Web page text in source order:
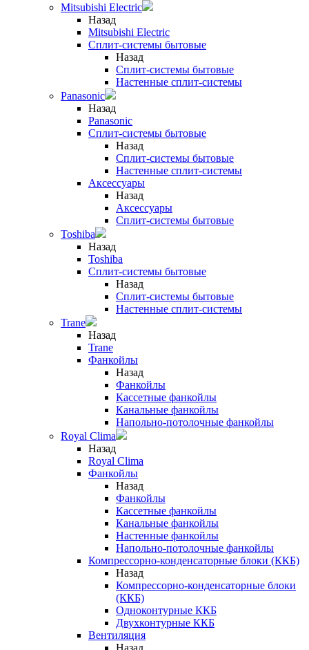
Mitsubishi Electric
Назад
Mitsubishi Electric
Сплит-системы бытовые
Назад
Сплит-системы бытовые
Настенные сплит-системы
Panasonic
Назад
Panasonic
Сплит-системы бытовые
Назад
Сплит-системы бытовые
Настенные сплит-системы
Аксессуары
Назад
Аксессуары
Сплит-системы бытовые
Toshiba
Назад
Toshiba
Сплит-системы бытовые
Назад
Сплит-системы бытовые
Настенные сплит-системы
Trane
Назад
Trane
Фанкойлы
Назад
Фанкойлы
Кассетные фанкойлы
Канальные фанкойлы
Напольно-потолочные фанкойлы
Royal Clima
Назад
Royal Clima
Фанкойлы
Назад
Фанкойлы
Кассетные фанкойлы
Канальные фанкойлы
Настенные фанкойлы
Напольно-потолочные фанкойлы
Компрессорно-конденсаторные блоки (ККБ)
Назад
Компрессорно-конденсаторные блоки
(ККБ)
Одноконтурные ККБ
Двухконтурные ККБ
Вентиляция
Назад